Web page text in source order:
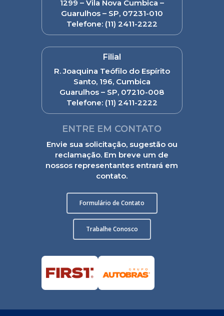
1299 – Vila Nova Cumbica –
Guarulhos – SP, 07231-010
Telefone: (11) 2411-2222
Filial
R. Joaquina Teófilo do Espírito
Santo, 196, Cumbica
Guarulhos – SP, 07210-008
Telefone:(11) 2411-2222
ENTRE EM CONTATO
Envie sua solicitação, sugestão ou
reclamação. Em breve um de
nossos representantes entrará em
contato.
Formulário de Contato
Trabalhe Conosco